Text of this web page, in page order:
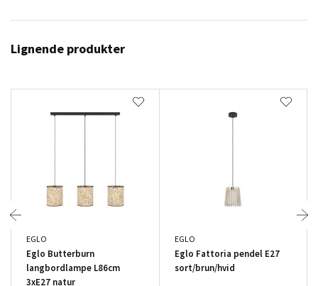
Lignende produkter
EGLO
Eglo Butterburn
langbordlampe L86cm
3xE27 natur
EGLO
Eglo Fattoria pendel E27
sort/brun/hvid